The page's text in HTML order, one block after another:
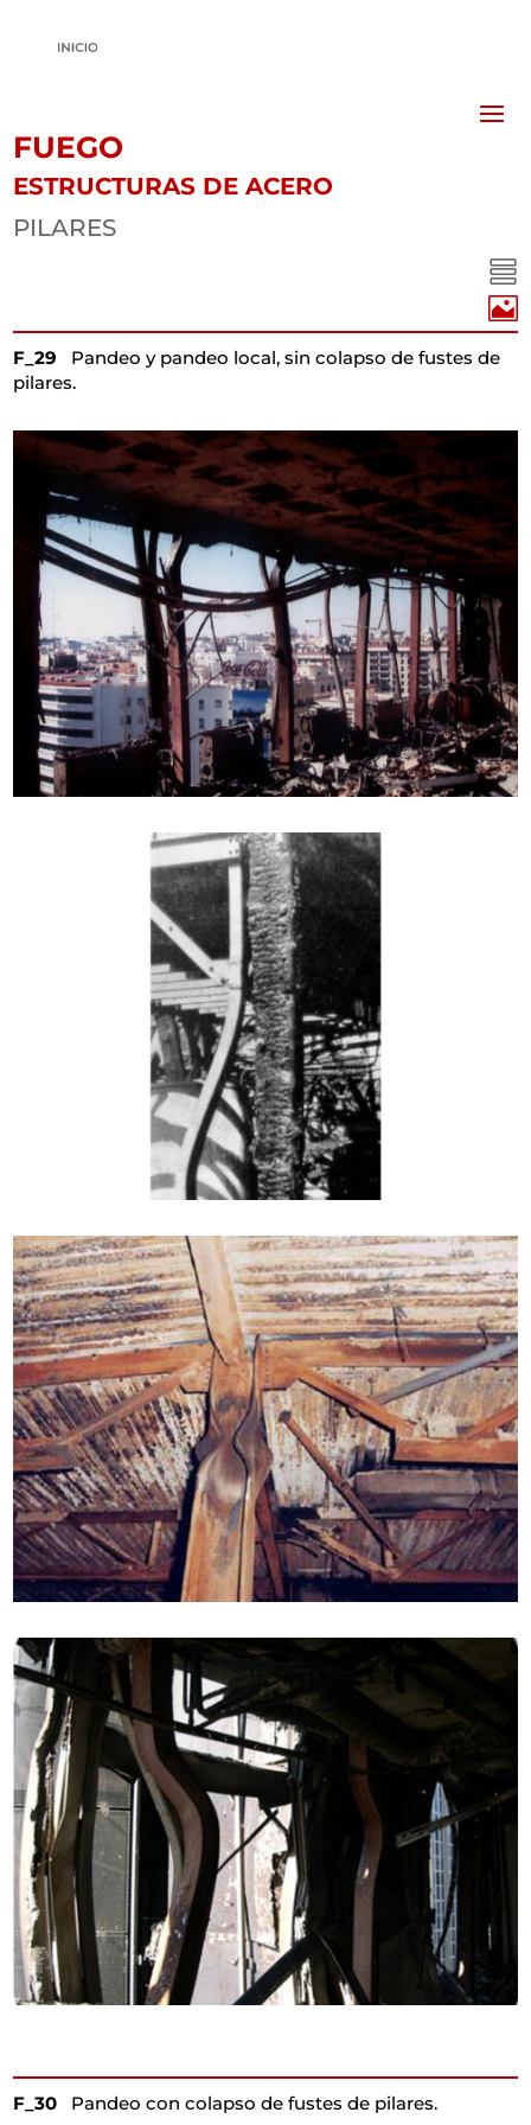
FUEGO
ESTRUCTURAS DE ACERO
PILARES


F_29
Pandeo y pandeo local, sin colapso de fustes de
pilares.
F_30 Pandeo con colapso de fustes de pilares.